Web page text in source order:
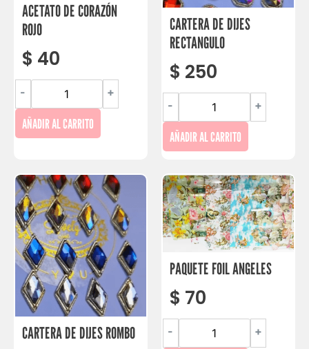
ACETATO DE CORAZÓN
ROJO
$ 40
- +
AÑADIR AL CARRITO
CARTERA DE DIJES
RECTANGULO
$ 250
- +
AÑADIR AL CARRITO
CARTERA DE DIJES ROMBO
PAQUETE FOIL ANGELES
$ 70
- +